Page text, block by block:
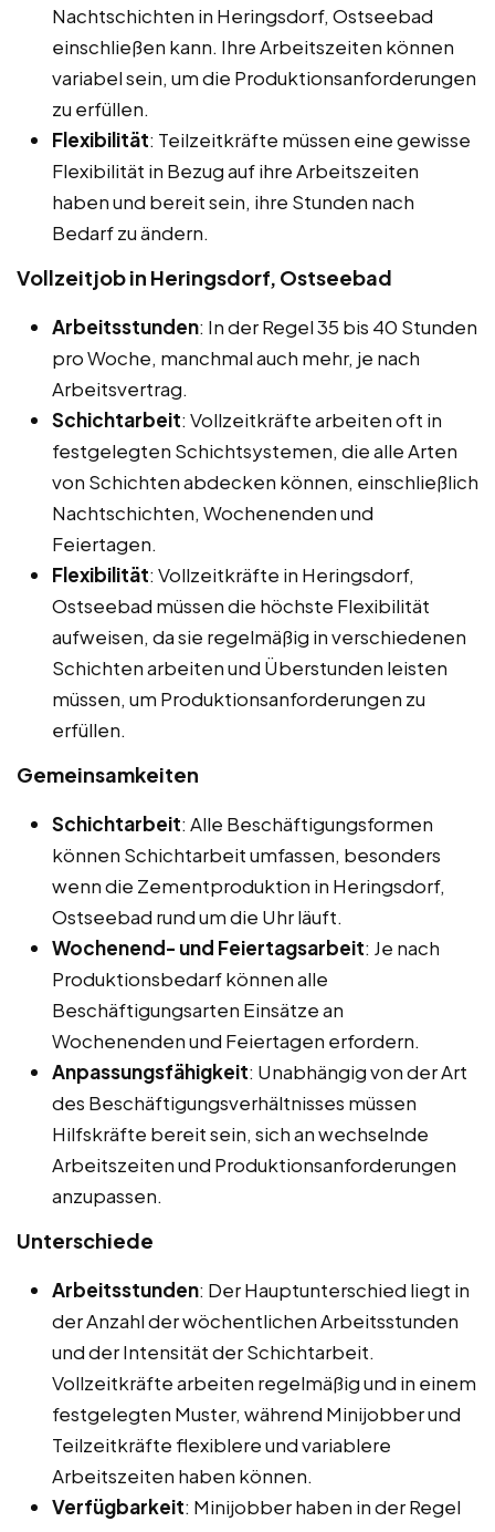
Nachtschichten in Heringsdorf, Ostseebad
einschließen kann. Ihre Arbeitszeiten können
variabel sein, um die Produktionsanforderungen
zu erfüllen.
Flexibilität: Teilzeitkräfte müssen eine gewisse
Flexibilität in Bezug auf ihre Arbeitszeiten
haben und bereit sein, ihre Stunden nach
Bedarf zu ändern.
Vollzeitjob in Heringsdorf, Ostseebad
Arbeitsstunden: In der Regel 35 bis 40 Stunden
pro Woche, manchmal auch mehr, je nach
Arbeitsvertrag.
Schichtarbeit: Vollzeitkräfte arbeiten oft in
festgelegten Schichtsystemen, die alle Arten
von Schichten abdecken können, einschließlich
Nachtschichten, Wochenenden und
Feiertagen.
Flexibilität: Vollzeitkräfte in Heringsdorf,
Ostseebad müssen die höchste Flexibilität
aufweisen, da sie regelmäßig in verschiedenen
Schichten arbeiten und Überstunden leisten
müssen, um Produktionsanforderungen zu
erfüllen.
Gemeinsamkeiten
Schichtarbeit: Alle Beschäftigungsformen
können Schichtarbeit umfassen, besonders
wenn die Zementproduktion in Heringsdorf,
Ostseebad rund um die Uhr läuft.
Wochenend- und Feiertagsarbeit: Je nach
Produktionsbedarf können alle
Beschäftigungsarten Einsätze an
Wochenenden und Feiertagen erfordern.
Anpassungsfähigkeit: Unabhängig von der Art
des Beschäftigungsverhältnisses müssen
Hilfskräfte bereit sein, sich an wechselnde
Arbeitszeiten und Produktionsanforderungen
anzupassen.
Unterschiede
Arbeitsstunden: Der Hauptunterschied liegt in
der Anzahl der wöchentlichen Arbeitsstunden
und der Intensität der Schichtarbeit.
Vollzeitkräfte arbeiten regelmäßig und in einem
festgelegten Muster, während Minijobber und
Teilzeitkräfte flexiblere und variablere
Arbeitszeiten haben können.
Verfügbarkeit: Minijobber haben in der Regel